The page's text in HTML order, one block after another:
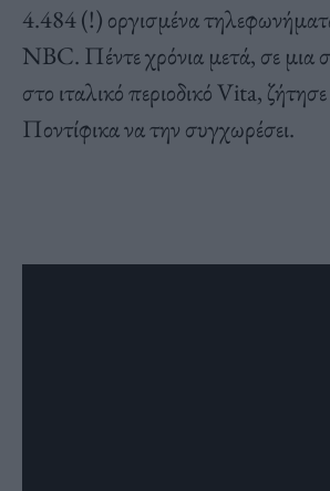
4.484 (!) οργισμένα
NBC. Πέντε χρόνια μετά, σε μια
στο ιταλικό περιοδικό Vita,
Ποντίφικα να την συγχωρέσει.